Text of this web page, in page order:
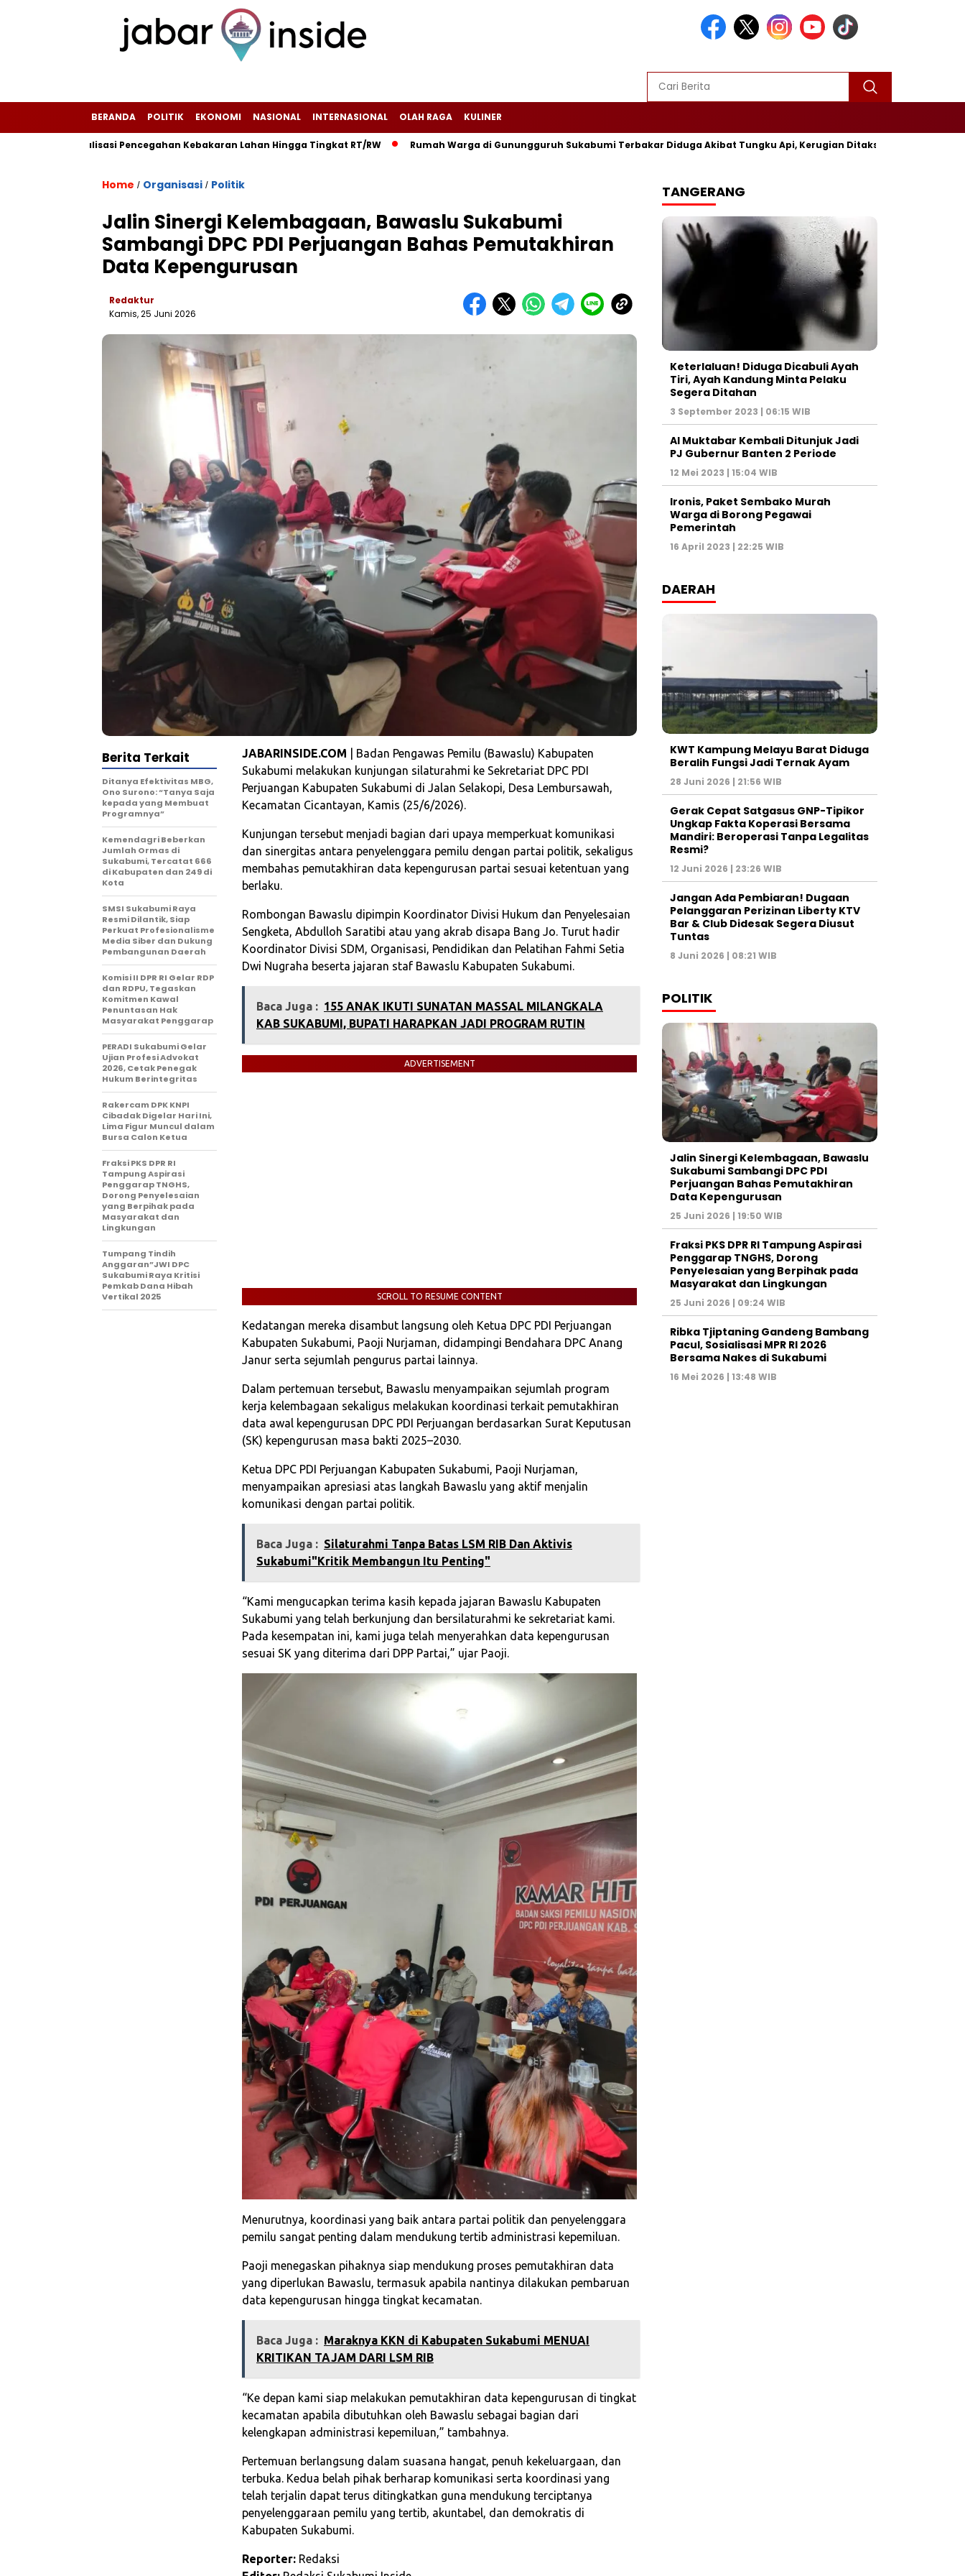
BERANDA POLITIK EKONOMI NASIONAL INTERNASIONAL OLAH RAGA KULINER
Sosialisasi Pencegahan Kebakaran Lahan Hingga Tingkat RT/RW‎ ‎Rumah Warga di Gunungguruh Sukabumi Terbakar Diduga Akibat Tungku Api, Kerugian Ditaksir Rp25 Juta
Home / Organisasi / Politik
Jalin Sinergi Kelembagaan, Bawaslu Sukabumi
Sambangi DPC PDI Perjuangan Bahas Pemutakhiran
Data Kepengurusan
Redaktur
Kamis, 25 Juni 2026
JABARINSIDE.COM | Badan Pengawas Pemilu (Bawaslu) Kabupaten
Sukabumi melakukan kunjungan silaturahmi ke Sekretariat DPC PDI
Perjuangan Kabupaten Sukabumi di Jalan Selakopi, Desa Lembursawah,
Kecamatan Cicantayan, Kamis (25/6/2026).
Kunjungan tersebut menjadi bagian dari upaya memperkuat komunikasi
dan sinergitas antara penyelenggara pemilu dengan partai politik, sekaligus
membahas pemutakhiran data kepengurusan partai sesuai ketentuan yang
berlaku.
Rombongan Bawaslu dipimpin Koordinator Divisi Hukum dan Penyelesaian
Sengketa, Abdulloh Saratibi atau yang akrab disapa Bang Jo. Turut hadir
Koordinator Divisi SDM, Organisasi, Pendidikan dan Pelatihan Fahmi Setia
Dwi Nugraha beserta jajaran staf Bawaslu Kabupaten Sukabumi.
Baca Juga : 155 ANAK IKUTI SUNATAN MASSAL MILANGKALA
KAB SUKABUMI, BUPATI HARAPKAN JADI PROGRAM RUTIN
ADVERTISEMENT
SCROLL TO RESUME CONTENT
Kedatangan mereka disambut langsung oleh Ketua DPC PDI Perjuangan
Kabupaten Sukabumi, Paoji Nurjaman, didampingi Bendahara DPC Anang
Janur serta sejumlah pengurus partai lainnya.
Dalam pertemuan tersebut, Bawaslu menyampaikan sejumlah program
kerja kelembagaan sekaligus melakukan koordinasi terkait pemutakhiran
data awal kepengurusan DPC PDI Perjuangan berdasarkan Surat Keputusan
(SK) kepengurusan masa bakti 2025–2030.
Ketua DPC PDI Perjuangan Kabupaten Sukabumi, Paoji Nurjaman,
menyampaikan apresiasi atas langkah Bawaslu yang aktif menjalin
komunikasi dengan partai politik.
Baca Juga : Silaturahmi Tanpa Batas LSM RIB Dan Aktivis
Sukabumi"Kritik Membangun Itu Penting"
“Kami mengucapkan terima kasih kepada jajaran Bawaslu Kabupaten
Sukabumi yang telah berkunjung dan bersilaturahmi ke sekretariat kami.
Pada kesempatan ini, kami juga telah menyerahkan data kepengurusan
sesuai SK yang diterima dari DPP Partai,” ujar Paoji.
Menurutnya, koordinasi yang baik antara partai politik dan penyelenggara
pemilu sangat penting dalam mendukung tertib administrasi kepemiluan.
Paoji menegaskan pihaknya siap mendukung proses pemutakhiran data
yang diperlukan Bawaslu, termasuk apabila nantinya dilakukan pembaruan
data kepengurusan hingga tingkat kecamatan.
Baca Juga : Maraknya KKN di Kabupaten Sukabumi MENUAI
KRITIKAN TAJAM DARI LSM RIB
“Ke depan kami siap melakukan pemutakhiran data kepengurusan di tingkat
kecamatan apabila dibutuhkan oleh Bawaslu sebagai bagian dari
kelengkapan administrasi kepemiluan,” tambahnya.
Pertemuan berlangsung dalam suasana hangat, penuh kekeluargaan, dan
terbuka. Kedua belah pihak berharap komunikasi serta koordinasi yang
telah terjalin dapat terus ditingkatkan guna mendukung terciptanya
penyelenggaraan pemilu yang tertib, akuntabel, dan demokratis di
Kabupaten Sukabumi.
Reporter: Redaksi
Berita Terkait
‎Ditanya Efektivitas MBG,
Ono Surono: “Tanya Saja
kepada yang Membuat
Programnya”‎
Kemendagri Beberkan
Jumlah Ormas di
Sukabumi, Tercatat 666
di Kabupaten dan 249 di
Kota
‎SMSI Sukabumi Raya
Resmi Dilantik, Siap
Perkuat Profesionalisme
Media Siber dan Dukung
Pembangunan Daerah‎
Komisi II DPR RI Gelar RDP
dan RDPU, Tegaskan
Komitmen Kawal
Penuntasan Hak
Masyarakat Penggarap
‎PERADI Sukabumi Gelar
Ujian Profesi Advokat
2026, Cetak Penegak
Hukum Berintegritas
‎Rakercam DPK KNPI
Cibadak Digelar Hari Ini,
Lima Figur Muncul dalam
Bursa Calon Ketua
‎Fraksi PKS DPR RI
Tampung Aspirasi
Penggarap TNGHS,
Dorong Penyelesaian
yang Berpihak pada
Masyarakat dan
Lingkungan‎
Tumpang Tindih
Anggaran”JWI DPC
Sukabumi Raya Kritisi
Pemkab Dana Hibah
Vertikal 2025
TANGERANG
Keterlaluan! Diduga Dicabuli Ayah
Tiri, Ayah Kandung Minta Pelaku
Segera Ditahan
3 September 2023 | 06:15 WIB
Al Muktabar Kembali Ditunjuk Jadi
PJ Gubernur Banten 2 Periode
12 Mei 2023 | 15:04 WIB
Ironis, Paket Sembako Murah
Warga di Borong Pegawai
Pemerintah
16 April 2023 | 22:25 WIB
DAERAH
KWT Kampung Melayu Barat Diduga
Beralih Fungsi Jadi Ternak Ayam
28 Juni 2026 | 21:56 WIB
Gerak Cepat Satgasus GNP-Tipikor
Ungkap Fakta Koperasi Bersama
Mandiri: Beroperasi Tanpa Legalitas
Resmi?
12 Juni 2026 | 23:26 WIB
Jangan Ada Pembiaran! Dugaan
Pelanggaran Perizinan Liberty KTV
Bar & Club Didesak Segera Diusut
Tuntas
8 Juni 2026 | 08:21 WIB
POLITIK
Jalin Sinergi Kelembagaan, Bawaslu
Sukabumi Sambangi DPC PDI
Perjuangan Bahas Pemutakhiran
Data Kepengurusan
25 Juni 2026 | 19:50 WIB
‎Fraksi PKS DPR RI Tampung Aspirasi
Penggarap TNGHS, Dorong
Penyelesaian yang Berpihak pada
Masyarakat dan Lingkungan‎
25 Juni 2026 | 09:24 WIB
Ribka Tjiptaning Gandeng Bambang
Pacul, Sosialisasi MPR RI 2026
Bersama Nakes di Sukabumi
16 Mei 2026 | 13:48 WIB